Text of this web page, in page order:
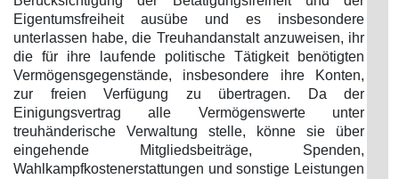
Eigentumsfreiheit ausübe und es insbesondere
unterlassen habe, die Treuhandanstalt anzuweisen, ihr
die für ihre laufende politische Tätigkeit benötigten
Vermögensgegenstände, insbesondere ihre Konten,
zur freien Verfügung zu übertragen. Da der
Einigungsvertrag alle Vermögenswerte unter
treuhänderische Verwaltung stelle, könne sie über
eingehende Mitgliedsbeiträge, Spenden,
Wahlkampfkostenerstattungen und sonstige Leistungen